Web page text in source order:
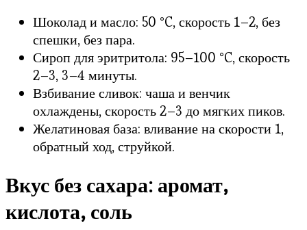
Шоколад и масло: 50 °C, скорость 1–2, без
спешки, без пара.
Сироп для эритритола: 95–100 °C, скорость
2–3, 3–4 минуты.
Взбивание сливок: чаша и венчик
охлаждены, скорость 2–3 до мягких пиков.
Желатиновая база: вливание на скорости 1,
обратный ход, струйкой.
Вкус без сахара: аромат,
кислота, соль